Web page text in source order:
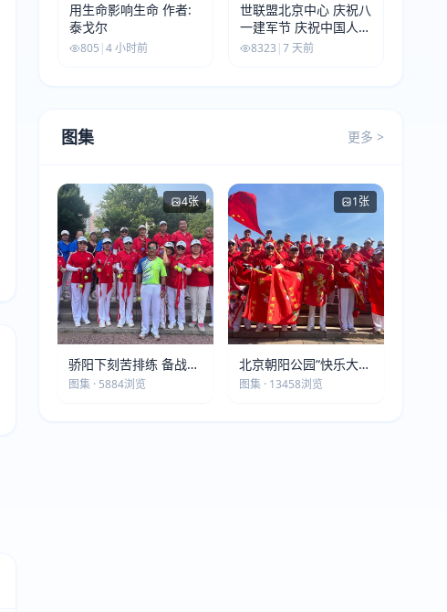
用生命影响生命 作者:
泰戈尔
805 |4 小时前
世联盟北京中心 庆祝八
一建军节 庆祝中国人民
解放军建军99周年
8323 |7 天前
图集 更多 >
4张
骄阳下刻苦排练 备战第
五届莫斯科世界大健康
图集 · 5884浏览
1张
北京朝阳公园“快乐大本
营”建党105周年庆祝活
图集 · 13458浏览